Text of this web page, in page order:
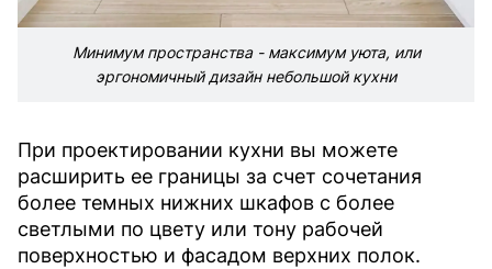
Минимум пространства - максимум уюта, или
эргономичный дизайн небольшой кухни
При проектировании кухни вы можете
расширить ее границы за счет сочетания
более темных нижних шкафов с более
светлыми по цвету или тону рабочей
поверхностью и фасадом верхних полок.